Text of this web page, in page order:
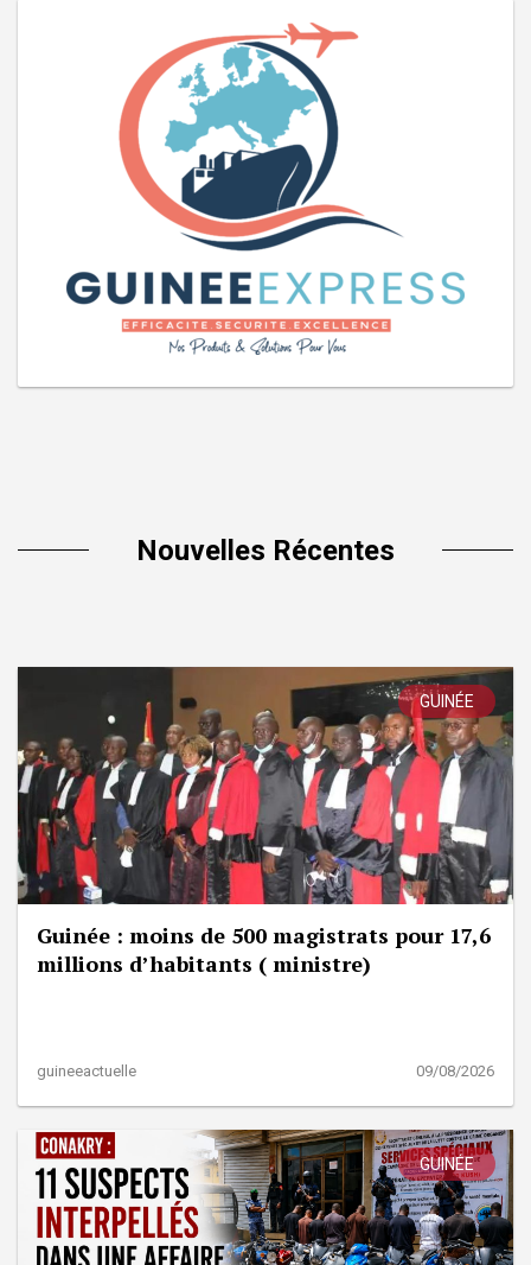
Nouvelles Récentes
GUINÉE
Guinée : moins de 500 magistrats pour 17,6
millions d’habitants ( ministre)
guineeactuelle 09/08/2026
GUINÉE